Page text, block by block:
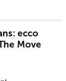
ecco
Move